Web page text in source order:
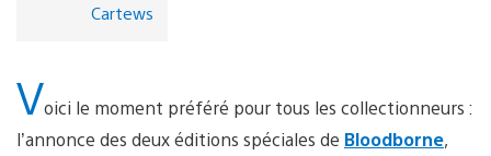
Cartews
Voici le moment préféré pour tous les collectionneurs :
l’annonce des deux éditions spéciales de Bloodborne,